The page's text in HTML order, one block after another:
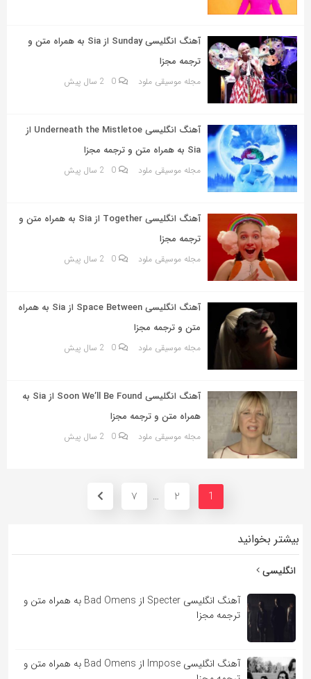
آهنگ انگلیسی Sunday از Sia به همراه متن و
ترجمه مجزا
مجله موسیقی ملود 0 2 سال پیش
آهنگ انگلیسی Underneath the Mistletoe از
Sia به همراه متن و ترجمه مجزا
مجله موسیقی ملود 0 2 سال پیش
آهنگ انگلیسی Together از Sia به همراه متن و
ترجمه مجزا
مجله موسیقی ملود 0 2 سال پیش
آهنگ انگلیسی Space Between از Sia به همراه
متن و ترجمه مجزا
مجله موسیقی ملود 0 2 سال پیش
آهنگ انگلیسی Soon We’ll Be Found از Sia به
همراه متن و ترجمه مجزا
مجله موسیقی ملود 0 2 سال پیش
1
2
…
7
بیشتر بخوانید
انگلیسی
آهنگ انگلیسی Specter از Bad Omens به همراه متن و
ترجمه مجزا
آهنگ انگلیسی Impose از Bad Omens به همراه متن و